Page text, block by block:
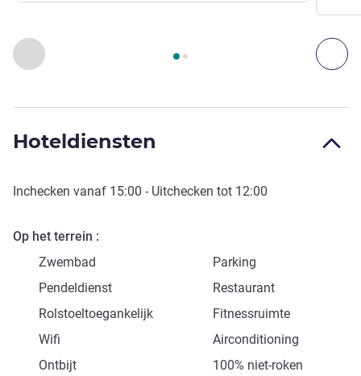
Vorige - Kunst, cultuur en entertainment
Pagina , Kunst, cultuur en entertainment 1 :, Kunst,
Hoteldiensten
Inchecken vanaf 15:00 - Uitchecken tot 12:00
Op het terrein
Zwembad
Parking
Pendeldienst
Restaurant
Rolstoeltoegankelijk
Fitnessruimte
Wifi
Airconditioning
Ontbijt
100% niet-roken